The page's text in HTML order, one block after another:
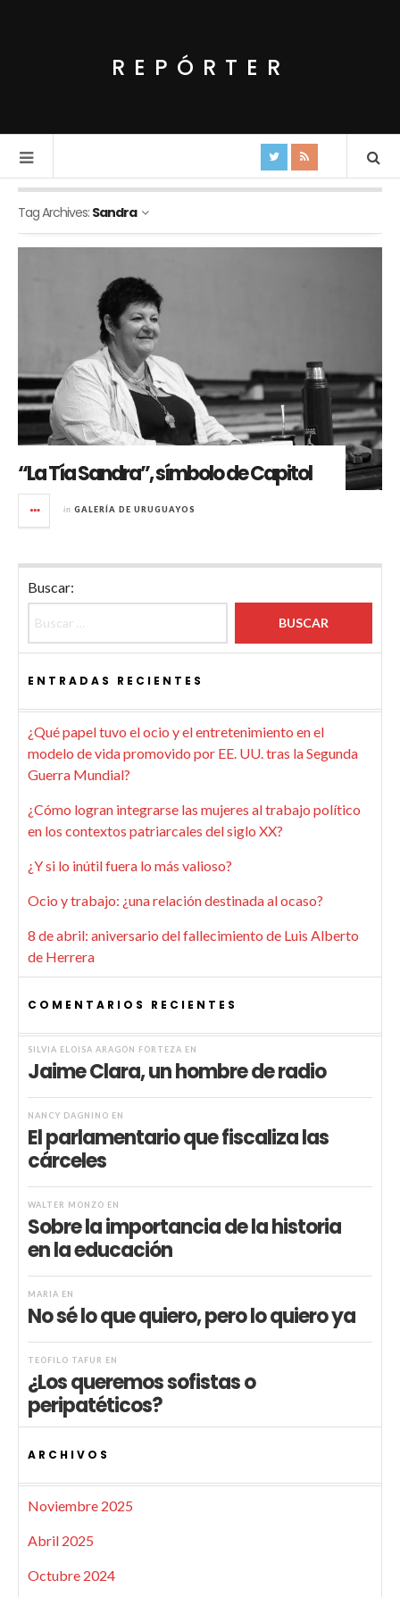
REPÓRTER
Tag Archives: Sandra
“La Tía Sandra”, símbolo de Capitol
in GALERÍA DE URUGUAYOS
Buscar:
ENTRADAS RECIENTES
¿Qué papel tuvo el ocio y el entretenimiento en el
modelo de vida promovido por EE. UU. tras la Segunda
Guerra Mundial?
¿Cómo logran integrarse las mujeres al trabajo político
en los contextos patriarcales del siglo XX?
¿Y si lo inútil fuera lo más valioso?
Ocio y trabajo: ¿una relación destinada al ocaso?
8 de abril: aniversario del fallecimiento de Luis Alberto
de Herrera
COMENTARIOS RECIENTES
SILVIA ELOISA ARAGÓN FORTEZA EN
Jaime Clara, un hombre de radio
NANCY DAGNINO EN
El parlamentario que fiscaliza las
cárceles
WALTER MONZÓ EN
Sobre la importancia de la historia
en la educación
MARIA EN
No sé lo que quiero, pero lo quiero ya
TEÓFILO TAFUR EN
¿Los queremos sofistas o
peripatéticos?
ARCHIVOS
Noviembre 2025
Abril 2025
Octubre 2024